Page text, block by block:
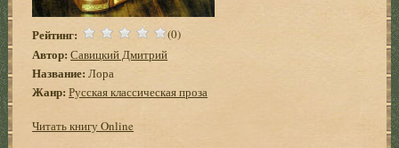
Рейтинг: (0)
Автор: Савицкий Дмитрий
Название: Лора
Жанр: Русская классическая проза
Читать книгу Online